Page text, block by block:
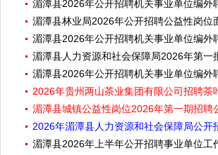
湄潭县2026年公开招聘机关事业单位编
湄潭县林业局2026年公开招聘公益性岗位
湄潭县2026年公开招聘机关事业单位编
湄潭县人力资源和社会保障局2026年第
湄潭县2026年公开招聘机关事业单位编外
2026年贵州两山茶业集团有限公司招聘茶
湄潭县城镇公益性岗位2026年第一期招
2026年湄潭县人力资源和社会保障局公
湄潭县2026年上半年公开招聘事业单位工